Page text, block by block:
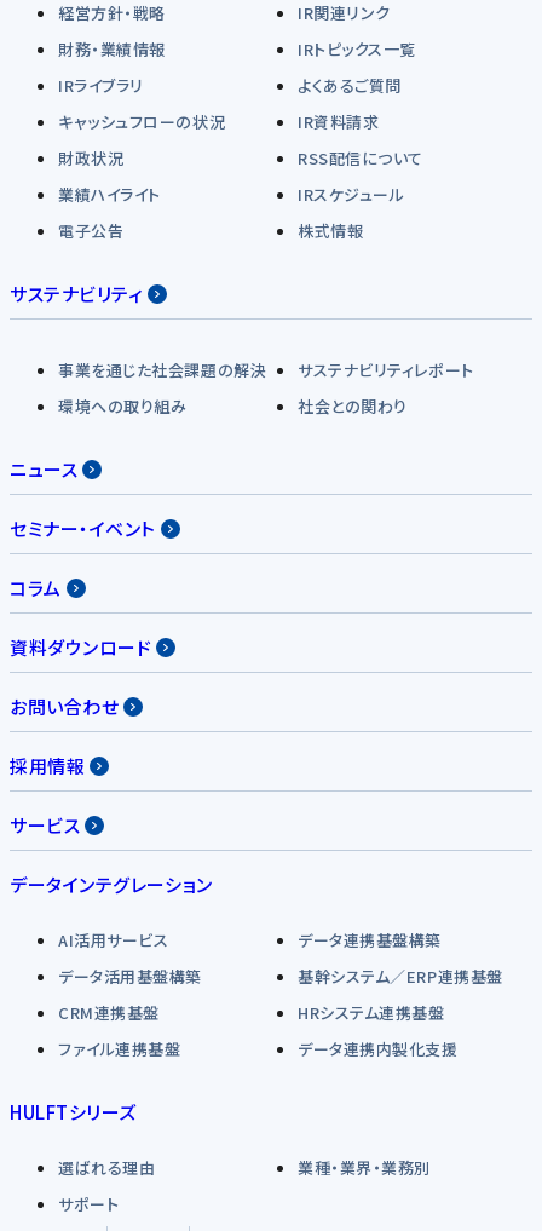
経営方針・戦略
IR関連リンク
財務・業績情報
IRトピックス一覧
IRライブラリ
よくあるご質問
キャッシュフローの状況
IR資料請求
財政状況
RSS配信について
業績ハイライト
IRスケジュール
電子公告
株式情報
サステナビリティ
事業を通じた社会課題の解決
サステナビリティレポート
環境への取り組み
社会との関わり
ニュース
セミナー・イベント
コラム
資料ダウンロード
お問い合わせ
採用情報
サービス
データインテグレーション
AI活用サービス
データ連携基盤構築
データ活用基盤構築
基幹システム／ERP連携基盤
CRM連携基盤
HRシステム連携基盤
ファイル連携基盤
データ連携内製化支援
HULFTシリーズ
選ばれる理由
業種・業界・業務別
サポート